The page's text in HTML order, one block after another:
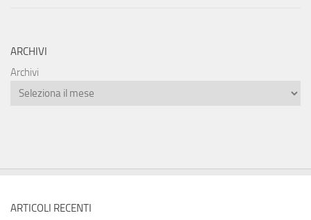
ARCHIVI
Archivi
ARTICOLI RECENTI